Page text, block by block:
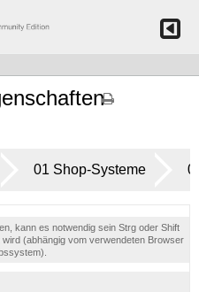
01 Shop-Systeme
kann es notwendig sein Strg oder Shift
(abhängig vom verwendeten Browser